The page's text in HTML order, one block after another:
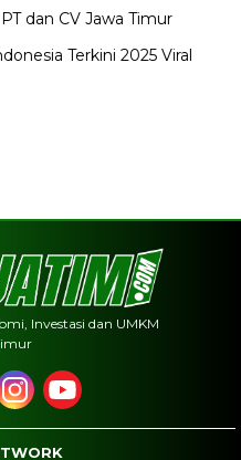
dan CV Jawa Timur
Terkini 2025 Viral
Investasi dan UMKM